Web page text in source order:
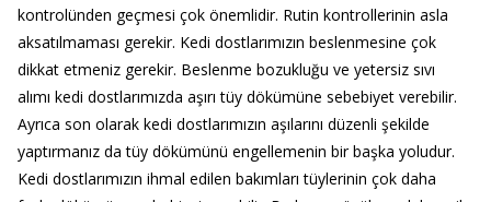
kontrolünden geçmesi çok önemlidir. Rutin kontrollerinin asla
aksatılmaması gerekir. Kedi dostlarımızın beslenmesine çok
dikkat etmeniz gerekir. Beslenme bozukluğu ve yetersiz sıvı
alımı kedi dostlarımızda aşırı tüy dökümüne sebebiyet verebilir.
Ayrıca son olarak kedi dostlarımızın aşılarını düzenli şekilde
yaptırmanız da tüy dökümünü engellemenin bir başka yoludur.
Kedi dostlarımızın ihmal edilen bakımları tüylerinin çok daha